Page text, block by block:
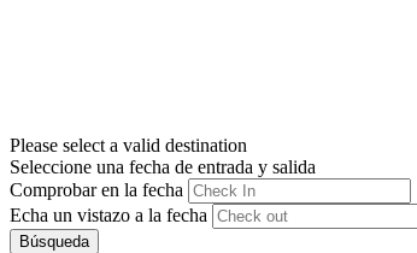
Please select a valid destination
Seleccione una fecha de entrada y salida
Comprobar en la fecha
Echa un vistazo a la fecha
Búsqueda